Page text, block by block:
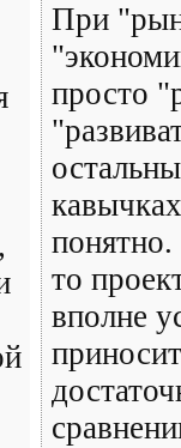
При
просто
понятно.
то
вполне